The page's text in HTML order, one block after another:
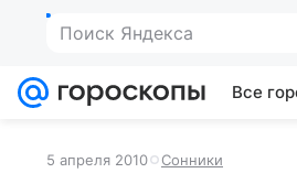
Поиск Яндекса
Все
5 апреля 2010 Сонники